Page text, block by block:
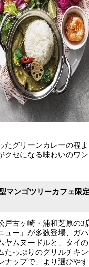
たグリーンカレーの程
クセになる味わいのワ
マンゴツリーカフェ限
戸古ヶ崎・浦和芝原の3
ュー」が多数登場、ガ
ヤムヌードルと、タイ
たっぷりのグリルチキ
ナップで、より選びや